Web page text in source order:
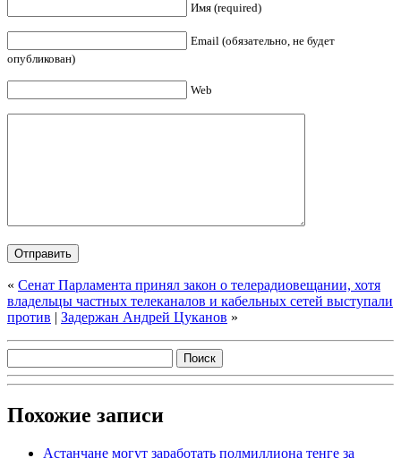
Имя (required)
Email (обязательно, не будет
опубликован)
Web
« Сенат Парламента принял закон о телерадиовещании, хотя
владельцы частных телеканалов и кабельных сетей выступали
против | Задержан Андрей Цуканов »
Похожие записи
Астанчане могут заработать полмиллиона тенге за